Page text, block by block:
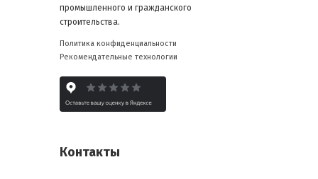
промышленного и гражданского
строительства.
Политика конфиденциальности
Рекомендательные технологии
Контакты